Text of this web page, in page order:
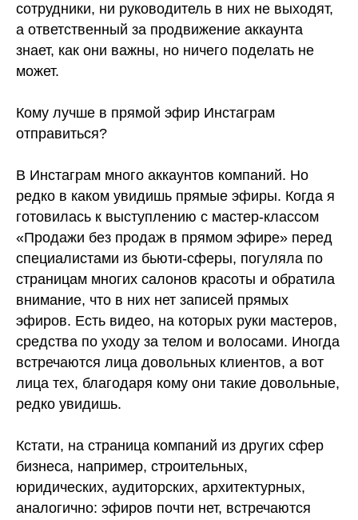
сотрудники, ни руководитель в них не выходят,
а ответственный за продвижение аккаунта
знает, как они важны, но ничего поделать не
может.
Кому лучше в прямой эфир Инстаграм
отправиться?
В Инстаграм много аккаунтов компаний. Но
редко в каком увидишь прямые эфиры. Когда я
готовилась к выступлению с мастер-классом
«Продажи без продаж в прямом эфире» перед
специалистами из бьюти-сферы, погуляла по
страницам многих салонов красоты и обратила
внимание, что в них нет записей прямых
эфиров. Есть видео, на которых руки мастеров,
средства по уходу за телом и волосами. Иногда
встречаются лица довольных клиентов, а вот
лица тех, благодаря кому они такие довольные,
редко увидишь.
Кстати, на страница компаний из других сфер
бизнеса, например, строительных,
юридических, аудиторских, архитектурных,
аналогично: эфиров почти нет, встречаются